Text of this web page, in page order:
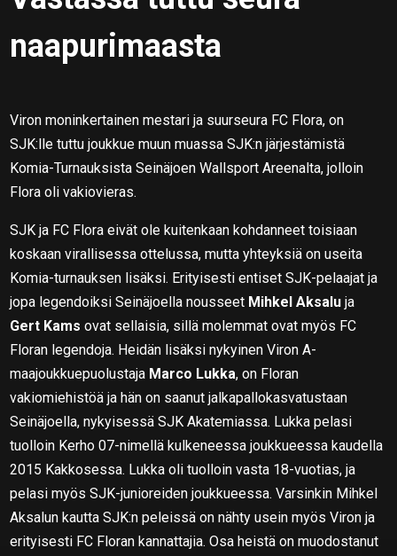
naapurimaasta
Viron moninkertainen mestari ja suurseura FC Flora, on
SJK:lle tuttu joukkue muun muassa SJK:n järjestämistä
Komia-Turnauksista Seinäjoen Wallsport Areenalta, jolloin
Flora oli vakiovieras.
SJK ja FC Flora eivät ole kuitenkaan kohdanneet toisiaan
koskaan virallisessa ottelussa, mutta yhteyksiä on useita
Komia-turnauksen lisäksi. Erityisesti entiset SJK-pelaajat ja
jopa legendoiksi Seinäjoella nousseet Mihkel Aksalu ja
Gert Kams ovat sellaisia, sillä molemmat ovat myös FC
Floran legendoja. Heidän lisäksi nykyinen Viron A-
maajoukkuepuolustaja Marco Lukka, on Floran
vakiomiehistöä ja hän on saanut jalkapallokasvatustaan
Seinäjoella, nykyisessä SJK Akatemiassa. Lukka pelasi
tuolloin Kerho 07-nimellä kulkeneessa joukkueessa kaudella
2015 Kakkosessa. Lukka oli tuolloin vasta 18-vuotias, ja
pelasi myös SJK-junioreiden joukkueessa. Varsinkin Mihkel
Aksalun kautta SJK:n peleissä on nähty usein myös Viron ja
erityisesti FC Floran kannattajia. Osa heistä on muodostanut